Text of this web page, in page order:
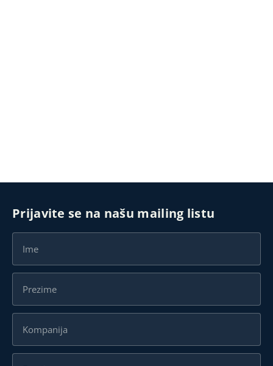
Prijavite se na našu mailing listu